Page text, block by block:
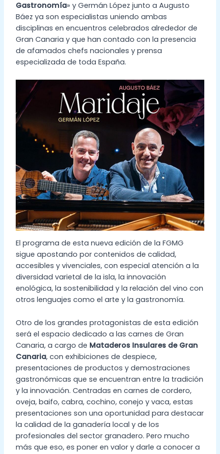
Gastronomía» y Germán López junto a Augusto
Báez ya son especialistas uniendo ambas
disciplinas en encuentros celebrados alrededor de
Gran Canaria y que han contado con la presencia
de afamados chefs nacionales y prensa
especializada de toda España.
El programa de esta nueva edición de la FGMG
sigue apostando por contenidos de calidad,
accesibles y vivenciales, con especial atención a la
diversidad varietal de la isla, la innovación
enológica, la sostenibilidad y la relación del vino con
otros lenguajes como el arte y la gastronomía.
Otro de los grandes protagonistas de esta edición
será el espacio dedicado a las carnes de Gran
Canaria, a cargo de Mataderos Insulares de Gran
Canaria, con exhibiciones de despiece,
presentaciones de productos y demostraciones
gastronómicas que se encuentran entre la tradición
y la innovación. Centradas en carnes de cordero,
oveja, baifo, cabra, cochino, conejo y vaca, estas
presentaciones son una oportunidad para destacar
la calidad de la ganadería local y de los
profesionales del sector granadero. Pero mucho
más que eso, es poner en valor y darle a conocer a